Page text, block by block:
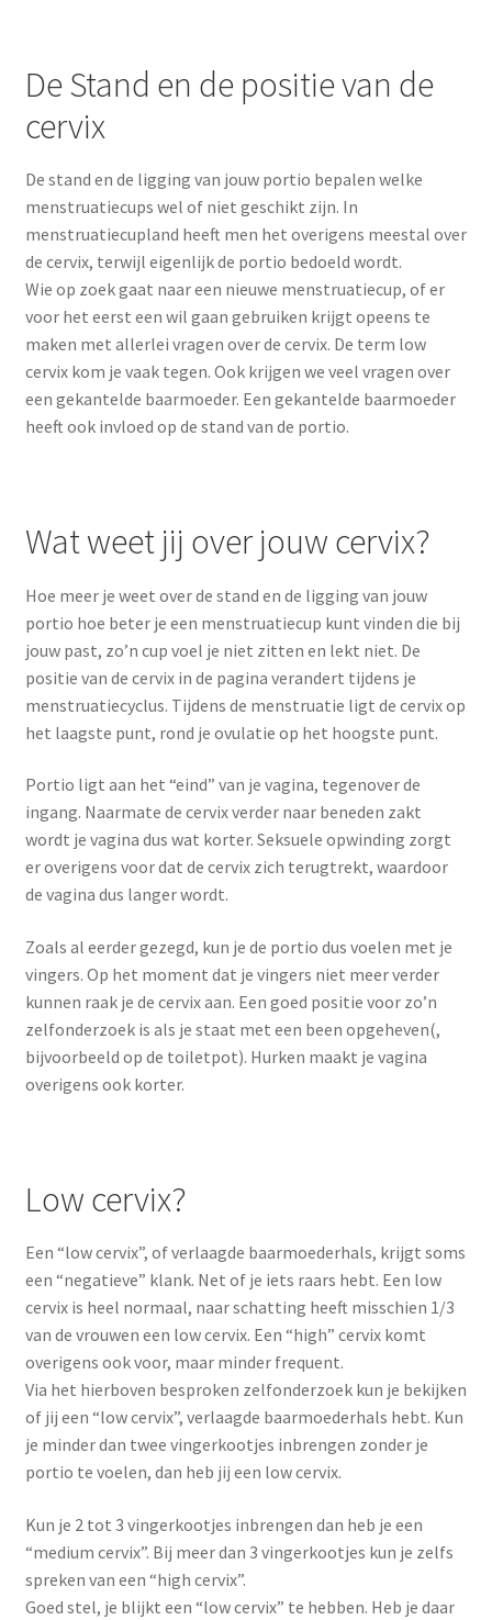
De Stand en de positie van de
cervix
De stand en de ligging van jouw portio bepalen welke
menstruatiecups wel of niet geschikt zijn. In
menstruatiecupland heeft men het overigens meestal over
de cervix, terwijl eigenlijk de portio bedoeld wordt.
Wie op zoek gaat naar een nieuwe menstruatiecup, of er
voor het eerst een wil gaan gebruiken krijgt opeens te
maken met allerlei vragen over de cervix. De term low
cervix kom je vaak tegen. Ook krijgen we veel vragen over
een gekantelde baarmoeder. Een gekantelde baarmoeder
heeft ook invloed op de stand van de portio.
Wat weet jij over jouw cervix?
Hoe meer je weet over de stand en de ligging van jouw
portio hoe beter je een menstruatiecup kunt vinden die bij
jouw past, zo’n cup voel je niet zitten en lekt niet. De
positie van de cervix in de pagina verandert tijdens je
menstruatiecyclus. Tijdens de menstruatie ligt de cervix op
het laagste punt, rond je ovulatie op het hoogste punt.
Portio ligt aan het “eind” van je vagina, tegenover de
ingang. Naarmate de cervix verder naar beneden zakt
wordt je vagina dus wat korter. Seksuele opwinding zorgt
er overigens voor dat de cervix zich terugtrekt, waardoor
de vagina dus langer wordt.
Zoals al eerder gezegd, kun je de portio dus voelen met je
vingers. Op het moment dat je vingers niet meer verder
kunnen raak je de cervix aan. Een goed positie voor zo’n
zelfonderzoek is als je staat met een been opgeheven(,
bijvoorbeeld op de toiletpot). Hurken maakt je vagina
overigens ook korter.
Low cervix?
Een “low cervix”, of verlaagde baarmoederhals, krijgt soms
een “negatieve” klank. Net of je iets raars hebt. Een low
cervix is heel normaal, naar schatting heeft misschien 1/3
van de vrouwen een low cervix. Een “high” cervix komt
overigens ook voor, maar minder frequent.
Via het hierboven besproken zelfonderzoek kun je bekijken
of jij een “low cervix”, verlaagde baarmoederhals hebt. Kun
je minder dan twee vingerkootjes inbrengen zonder je
portio te voelen, dan heb jij een low cervix.
Kun je 2 tot 3 vingerkootjes inbrengen dan heb je een
“medium cervix”. Bij meer dan 3 vingerkootjes kun je zelfs
spreken van een “high cervix”.
Goed stel, je blijkt een “low cervix” te hebben. Heb je daar